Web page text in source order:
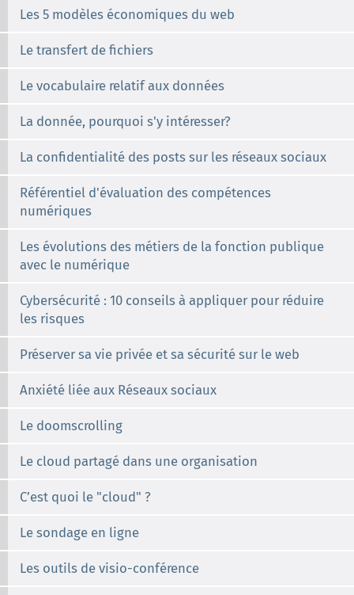
Les 5 modèles économiques du web
Le transfert de fichiers
Le vocabulaire relatif aux données
La donnée, pourquoi s'y intéresser?
La confidentialité des posts sur les réseaux sociaux
Référentiel d'évaluation des compétences
numériques
Les évolutions des métiers de la fonction publique
avec le numérique
Cybersécurité : 10 conseils à appliquer pour réduire
les risques
Préserver sa vie privée et sa sécurité sur le web
Anxiété liée aux Réseaux sociaux
Le doomscrolling
Le cloud partagé dans une organisation
C’est quoi le "cloud" ?
Le sondage en ligne
Les outils de visio-conférence